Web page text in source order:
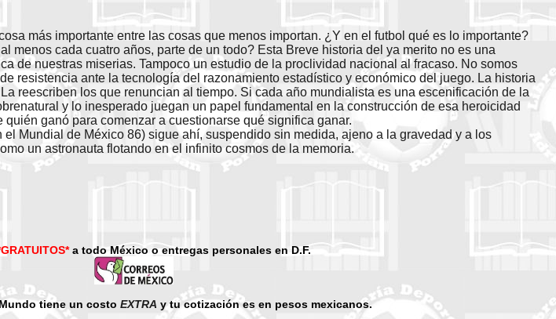
más importante entre las cosas que menos importan. ¿Y en el futbol qué es lo importante?
menos cada cuatro años, parte de un todo? Esta Breve historia del ya merito no es una
de nuestras miserias. Tampoco un estudio de la proclividad nacional al fracaso. No somos
resistencia ante la tecnología del razonamiento estadístico y económico del juego. La historia
reescriben los que renuncian al tiempo. Si cada año mundialista es una escenificación de la
y lo inesperado juegan un papel fundamental en la construcción de esa heroicidad
ganó para comenzar a cuestionarse qué significa ganar.
Mundial de México 86) sigue ahí, suspendido sin medida, ajeno a la gravedad y a los
un astronauta flotando en el infinito cosmos de la memoria.
a todo México o entregas personales en D.F.
tiene un costo EXTRA y tu cotización es en pesos mexicanos.